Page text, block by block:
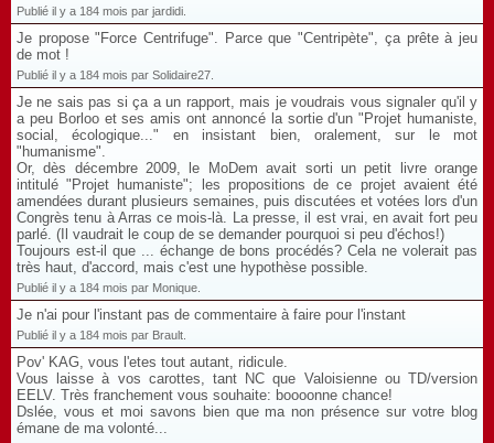
Publié il y a 184 mois par jardidi.
Je propose "Force Centrifuge". Parce que "Centripète", ça prête à jeu
de mot !
Publié il y a 184 mois par Solidaire27.
Je ne sais pas si ça a un rapport, mais je voudrais vous signaler qu'il y
a peu Borloo et ses amis ont annoncé la sortie d'un "Projet humaniste,
social, écologique..." en insistant bien, oralement, sur le mot
"humanisme".
Or, dès décembre 2009, le MoDem avait sorti un petit livre orange
intitulé "Projet humaniste"; les propositions de ce projet avaient été
amendées durant plusieurs semaines, puis discutées et votées lors d'un
Congrès tenu à Arras ce mois-là. La presse, il est vrai, en avait fort peu
parlé. (Il vaudrait le coup de se demander pourquoi si peu d'échos!)
Toujours est-il que ... échange de bons procédés? Cela ne volerait pas
très haut, d'accord, mais c'est une hypothèse possible.
Publié il y a 184 mois par Monique.
Je n'ai pour l'instant pas de commentaire à faire pour l'instant
Publié il y a 184 mois par Brault.
Pov' KAG, vous l'etes tout autant, ridicule.
Vous laisse à vos carottes, tant NC que Valoisienne ou TD/version
EELV. Très franchement vous souhaite: boooonne chance!
Dslée, vous et moi savons bien que ma non présence sur votre blog
émane de ma volonté...